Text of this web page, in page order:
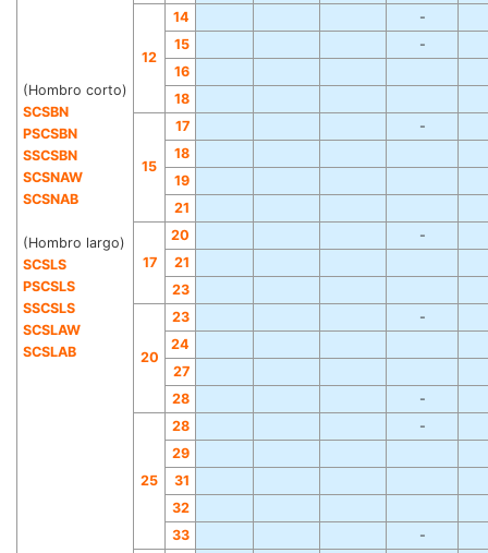
(Hombro corto)
SCSBN
PSCSBN
SSCSBN
SCSNAW
SCSNAB
(Hombro largo)
SCSLS
PSCSLS
SSCSLS
SCSLAW
SCSLAB
12
14
-
15
-
16
18
15
17
-
18
19
21
17
20
-
21
23
20
23
-
24
27
28
-
25
28
-
29
31
32
33
-